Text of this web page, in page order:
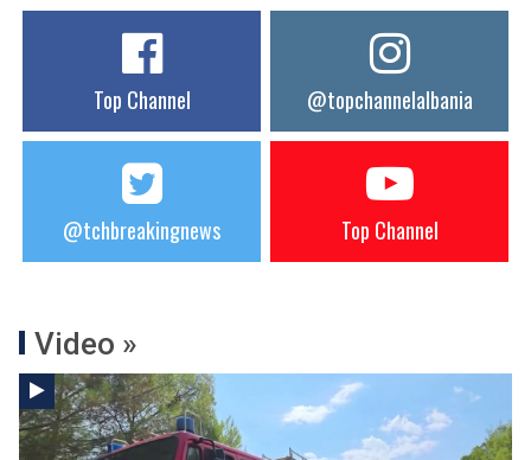
Top Channel @topchannelalbania
@tchbreakingnews Top Channel
Video »